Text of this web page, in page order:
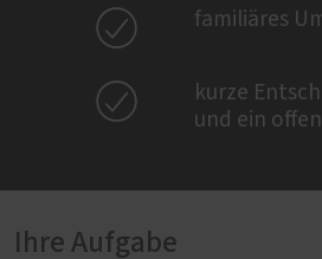
 familiäres

kurze
und ein
Ihre Aufgabe